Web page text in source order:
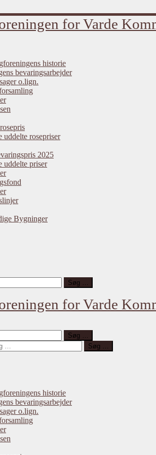
for Varde
historie
bevaringsarbejder
o.lign.
uddelte rosepriser
2025
uddelte priser
Bygninger
Søg …
for Varde
Søg …
Søg …
historie
bevaringsarbejder
o.lign.